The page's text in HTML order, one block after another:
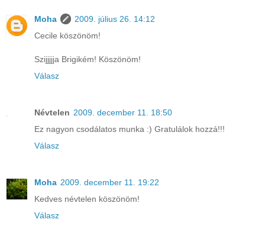
Moha
2009. július 26. 14:12
Cecile köszönöm!
Szijjjjja Brigikém! Köszönöm!
Válasz
Névtelen 2009. december 11. 18:50
Ez nagyon csodálatos munka :) Gratulálok hozzá!!!
Válasz
Moha 2009. december 11. 19:22
Kedves névtelen köszönöm!
Válasz